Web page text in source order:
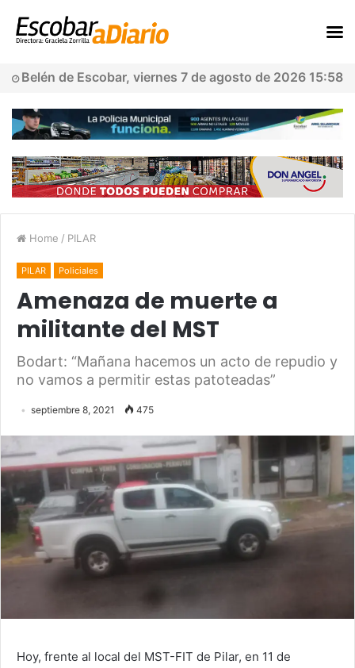
Belén de Escobar, viernes 7 de agosto de 2026 15:58
Home / PILAR
PILAR Policiales
Amenaza de muerte a
militante del MST
Bodart: “Mañana hacemos un acto de repudio y
no vamos a permitir estas patoteadas”
septiembre 8, 2021 475
Hoy, frente al local del MST-FIT de Pilar, en 11 de